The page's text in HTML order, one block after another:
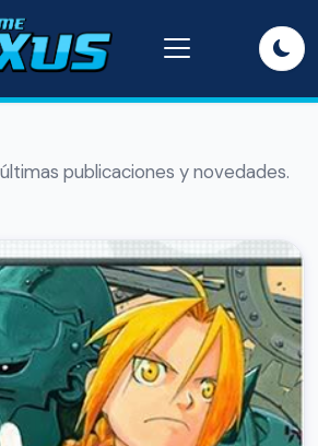
publicaciones y novedades.